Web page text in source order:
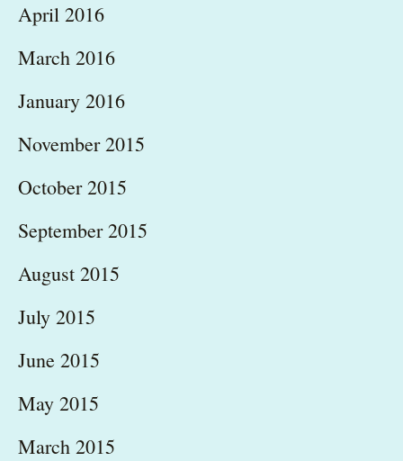
April 2016
March 2016
January 2016
November 2015
October 2015
September 2015
August 2015
July 2015
June 2015
May 2015
March 2015